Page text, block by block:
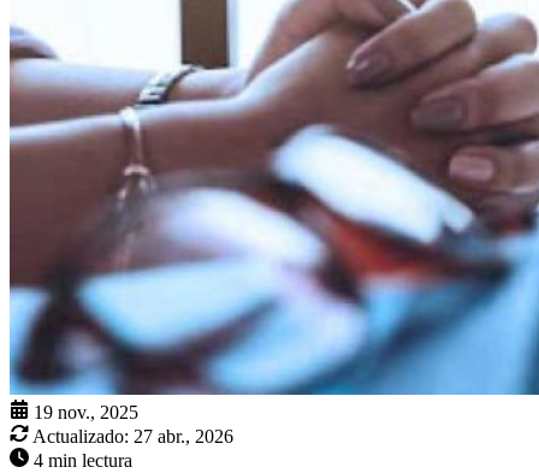
19 nov., 2025
Actualizado: 27 abr., 2026
4 min lectura